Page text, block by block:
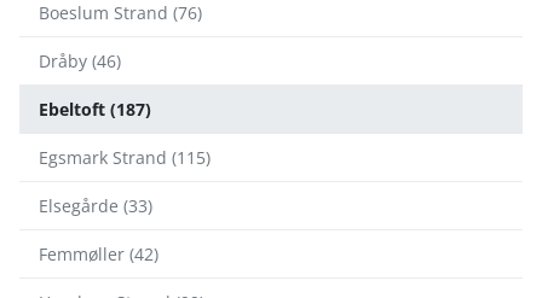
Boeslum Strand (76)
Dråby (46)
Ebeltoft (187)
Egsmark Strand (115)
Elsegårde (33)
Femmøller (42)